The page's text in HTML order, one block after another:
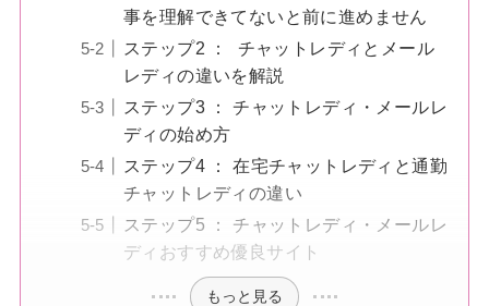
事を理解できてないと前に進めません
ステップ2 ： チャットレディとメール
レディの違いを解説
ステップ3 ： チャットレディ・メールレ
ディの始め方
ステップ4 ： 在宅チャットレディと通勤
チャットレディの違い
ステップ5 ： チャットレディ・メールレ
ディおすすめ優良サイト
もっと見る